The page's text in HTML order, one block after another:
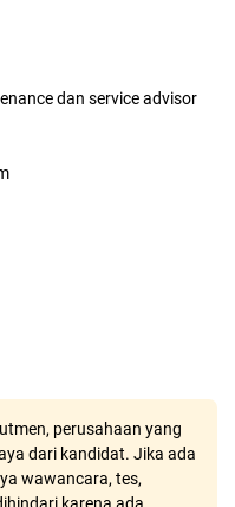
dan service advisor
perusahaan yang
dari kandidat. Jika ada
wawancara, tes,